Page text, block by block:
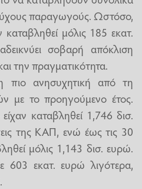
παραγωγούς. Ωστόσο,
καταβληθεί μόλις 185 εκατ.
σοβαρή απόκλιση
την πραγματικότητα.
πιο ανησυχητική από τη
με το προηγούμενο έτος.
καταβληθεί 1,746 δισ.
της ΚΑΠ, ενώ έως τις 30
μόλις 1,143 δισ. ευρώ.
603 εκατ. ευρώ λιγότερα,